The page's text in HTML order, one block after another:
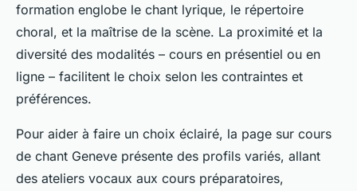
formation englobe le chant lyrique, le répertoire
choral, et la maîtrise de la scène. La proximité et la
diversité des modalités – cours en présentiel ou en
ligne – facilitent le choix selon les contraintes et
préférences.
Pour aider à faire un choix éclairé, la page sur cours
de chant Geneve présente des profils variés, allant
des ateliers vocaux aux cours préparatoires,